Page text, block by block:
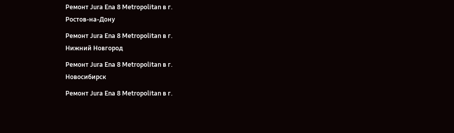
Ремонт Jura Ena 8 Metropolitan в г.
Ростов-на-Дону
Ремонт Jura Ena 8 Metropolitan в г.
Нижний Новгород
Ремонт Jura Ena 8 Metropolitan в г.
Новосибирск
Ремонт Jura Ena 8 Metropolitan в г.